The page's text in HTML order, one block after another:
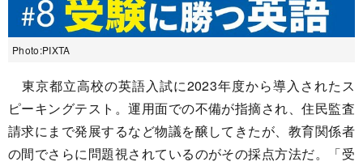
Photo:PIXTA
東京都立高校の英語入試に2023年度から導入されたス
ピーキングテスト。運用面での不備が指摘され、住民監査
請求にまで発展するなど物議を醸してきたが、教育関係者
の間でさらに問題視されているのがその採点方法だ。「受